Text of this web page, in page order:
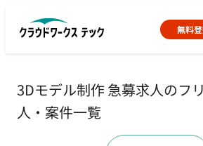
無料
3Dモデル制作 急募求人のフ
人・案件一覧